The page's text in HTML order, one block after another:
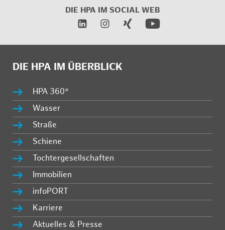
DIE HPA IM SOCIAL WEB
DIE HPA IM ÜBERBLICK
HPA 360°
Wasser
Straße
Schiene
Tochtergesellschaften
Immobilien
infoPORT
Karriere
Aktuelles & Presse